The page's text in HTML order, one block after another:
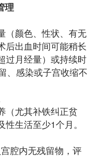
理
（颜色、性状、有无
后出血时间可能稍长
过月经量）或持续时
、感染或子宫收缩不
（尤其补铁纠正贫
生活至少1个月。
腔内无残留物，评